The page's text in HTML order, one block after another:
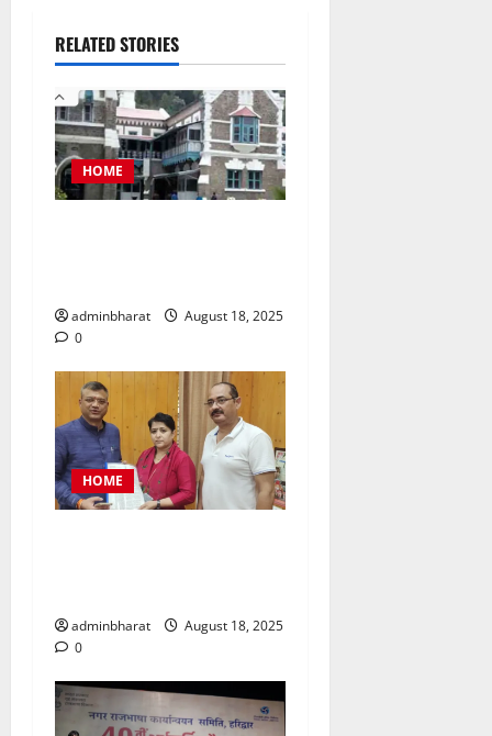
RELATED STORIES
HOME
adminbharat
August 18, 2025
0
HOME
adminbharat
August 18, 2025
0